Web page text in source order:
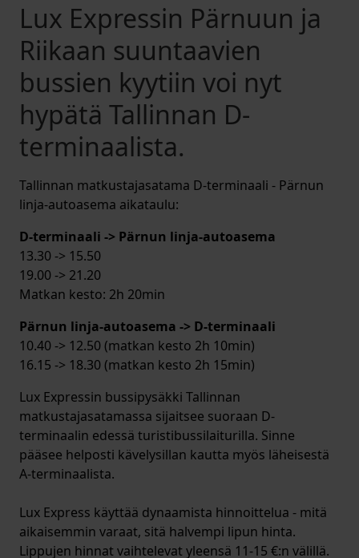
Lux Expressin Pärnuun ja
Riikaan suuntaavien
bussien kyytiin voi nyt
hypätä Tallinnan D-
terminaalista.
Tallinnan matkustajasatama D-terminaali - Pärnun
linja-autoasema aikataulu:
D-terminaali -> Pärnun linja-autoasema
13.30 -> 15.50
19.00 -> 21.20
Matkan kesto: 2h 20min
Pärnun linja-autoasema -> D-terminaali
10.40 -> 12.50 (matkan kesto 2h 10min)
16.15 -> 18.30 (matkan kesto 2h 15min)
Lux Expressin bussipysäkki Tallinnan
matkustajasatamassa sijaitsee suoraan D-
terminaalin edessä turistibussilaiturilla. Sinne
pääsee helposti kävelysillan kautta myös läheisestä
A-terminaalista.
Lux Express käyttää dynaamista hinnoittelua - mitä
aikaisemmin varaat, sitä halvempi lipun hinta.
Lippujen hinnat vaihtelevat yleensä 11-15 €:n välillä.